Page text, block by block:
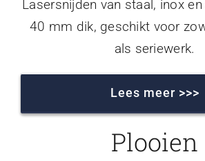
Lasersnijden van staal, inox
40 mm dik, geschikt voor
als seriewerk.
Lees meer >>>
Plooien